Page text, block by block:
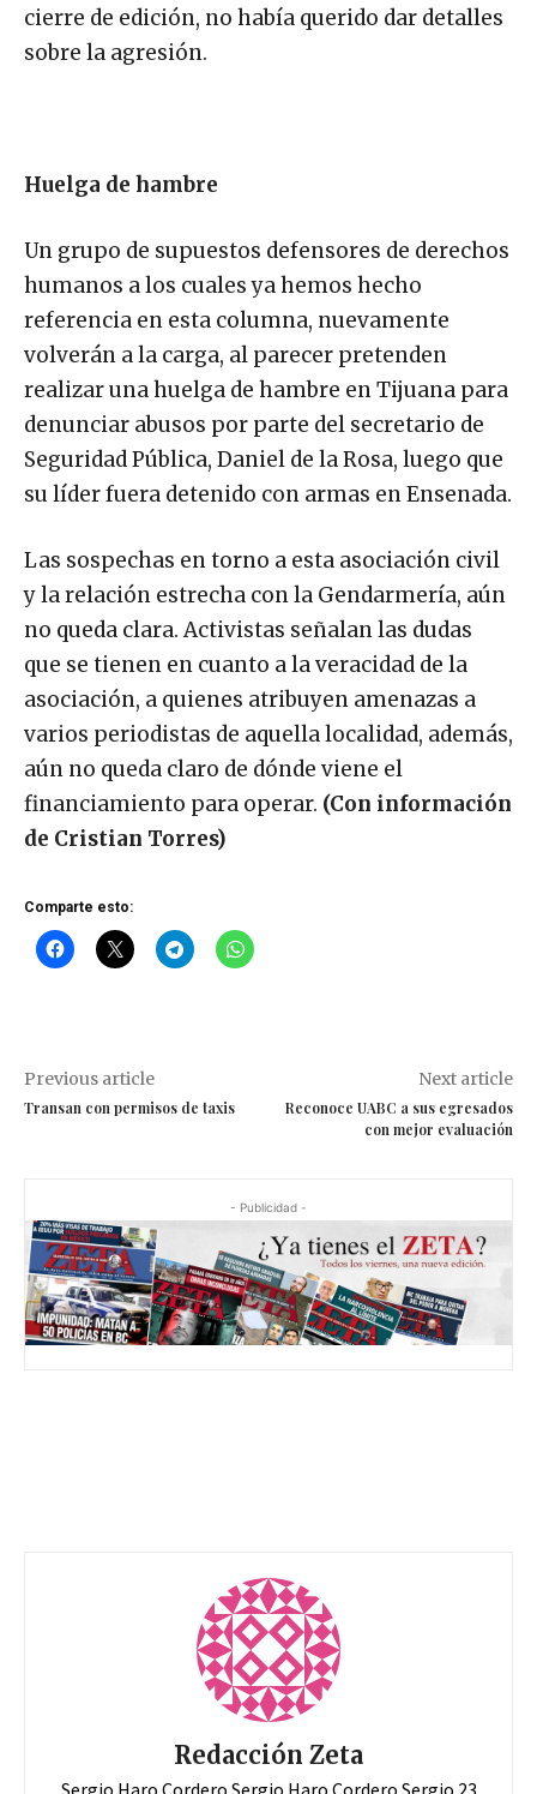
cierre de edición, no había querido dar detalles
sobre la agresión.
Huelga de hambre
Un grupo de supuestos defensores de derechos
humanos a los cuales ya hemos hecho
referencia en esta columna, nuevamente
volverán a la carga, al parecer pretenden
realizar una huelga de hambre en Tijuana para
denunciar abusos por parte del secretario de
Seguridad Pública, Daniel de la Rosa, luego que
su líder fuera detenido con armas en Ensenada.
Las sospechas en torno a esta asociación civil
y la relación estrecha con la Gendarmería, aún
no queda clara. Activistas señalan las dudas
que se tienen en cuanto a la veracidad de la
asociación, a quienes atribuyen amenazas a
varios periodistas de aquella localidad, además,
aún no queda claro de dónde viene el
financiamiento para operar. (Con información
de Cristian Torres)
Comparte esto:
Previous article
Transan con permisos de taxis
Next article
Reconoce UABC a sus egresados
con mejor evaluación
- Publicidad -
Redacción Zeta
Sergio Haro Cordero Sergio Haro Cordero Sergio 23